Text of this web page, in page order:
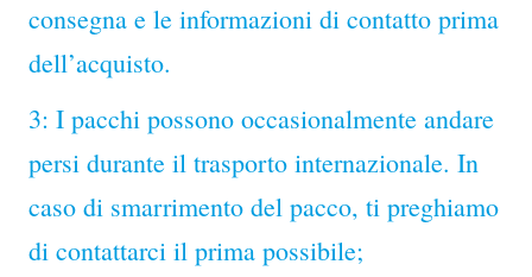
consegna e le informazioni di contatto prima
dell’acquisto.
3: I pacchi possono occasionalmente andare
persi durante il trasporto internazionale. In
caso di smarrimento del pacco, ti preghiamo
di contattarci il prima possibile;